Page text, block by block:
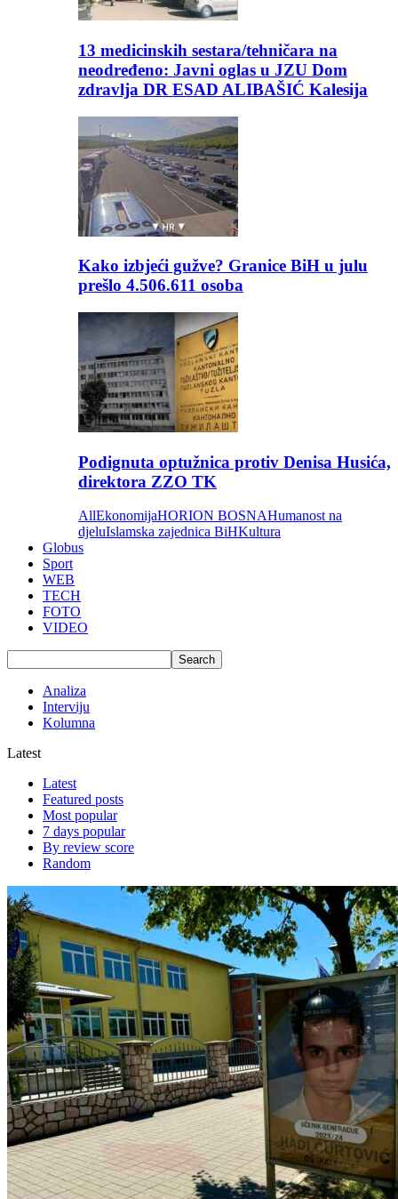
13 medicinskih sestara/tehničara na
neodređeno: Javni oglas u JZU Dom
zdravlja DR ESAD ALIBAŠIĆ Kalesija
Kako izbjeći gužve? Granice BiH u julu
prešlo 4.506.611 osoba
Podignuta optužnica protiv Denisa Husića,
direktora ZZO TK
AllEkonomijaHORION BOSNAHumanost na
djeluIslamska zajednica BiHKultura
Globus
Sport
WEB
TECH
FOTO
VIDEO
Analiza
Interviju
Kolumna
Latest
Latest
Featured posts
Most popular
7 days popular
By review score
Random